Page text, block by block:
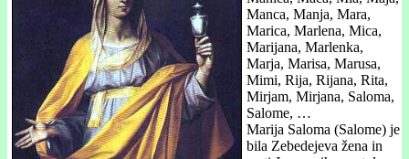
Manca, Manja, Mara,
Marica, Marlena, Mica,
Marijana, Marlenka,
Marja, Marisa, Marusa,
Mimi, Rija, Rijana, Rita,
Mirjam, Mirjana, Saloma,
Salome, …
Marija Saloma (Salome) je
bila Zebedejeva žena in